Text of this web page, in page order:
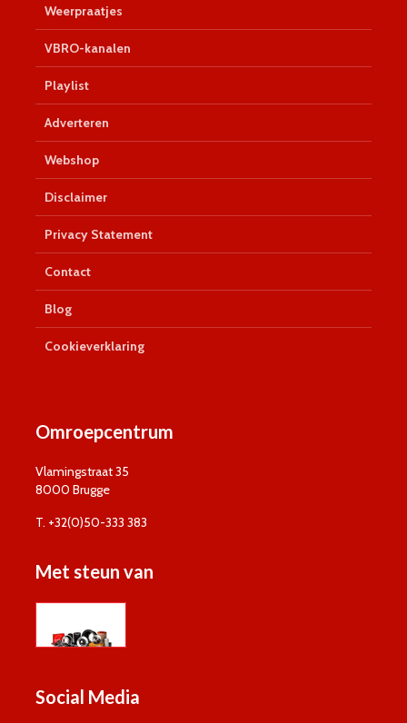
Weerpraatjes
VBRO-kanalen
Playlist
Adverteren
Webshop
Disclaimer
Privacy Statement
Contact
Blog
Cookieverklaring
Omroepcentrum
Vlamingstraat 35
8000 Brugge
T. +32(0)50-333 383
Met steun van
Social Media